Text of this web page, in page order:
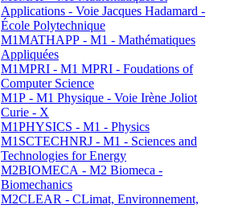
Applications - Voie Jacques Hadamard -
École Polytechnique
M1MATHAPP - M1 - Mathématiques
Appliquées
M1MPRI - M1 MPRI - Foudations of
Computer Science
M1P - M1 Physique - Voie Irène Joliot
Curie - X
M1PHYSICS - M1 - Physics
M1SCTECHNRJ - M1 - Sciences and
Technologies for Energy
M2BIOMECA - M2 Biomeca -
Biomechanics
M2CLEAR - CLimat, Environnement,